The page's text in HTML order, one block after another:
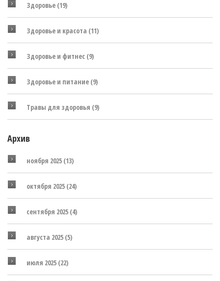
Здоровье (19)
Здоровье и красота (11)
Здоровье и фитнес (9)
Здоровье и питание (9)
Травы для здоровья (9)
Архив
ноября 2025 (13)
октября 2025 (24)
сентября 2025 (4)
августа 2025 (5)
июля 2025 (22)